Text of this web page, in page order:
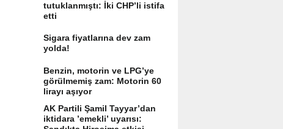
tutuklanmıştı: İki CHP’li istifa
etti
Sigara fiyatlarına dev zam
yolda!
Benzin, motorin ve LPG’ye
görülmemiş zam: Motorin 60
lirayı aşıyor
AK Partili Şamil Tayyar’dan
iktidara ’emekli’ uyarısı: